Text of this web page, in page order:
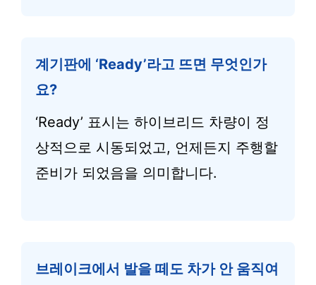
계기판에 ‘Ready’라고 뜨면 무엇인가
요?
‘Ready’ 표시는 하이브리드 차량이 정
상적으로 시동되었고, 언제든지 주행할
준비가 되었음을 의미합니다.
브레이크에서 발을 떼도 차가 안 움직여